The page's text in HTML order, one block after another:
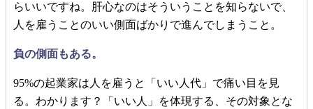
らいいですね。肝心なのはそういうことを知らないで、
人を雇うことのいい側面ばかりで進んでしまうこと。
負の側面もある。
95%の起業家は人を雇うと「いい人代」で痛い目を見
る。わかります？「いい人」を体現する、その対象とな